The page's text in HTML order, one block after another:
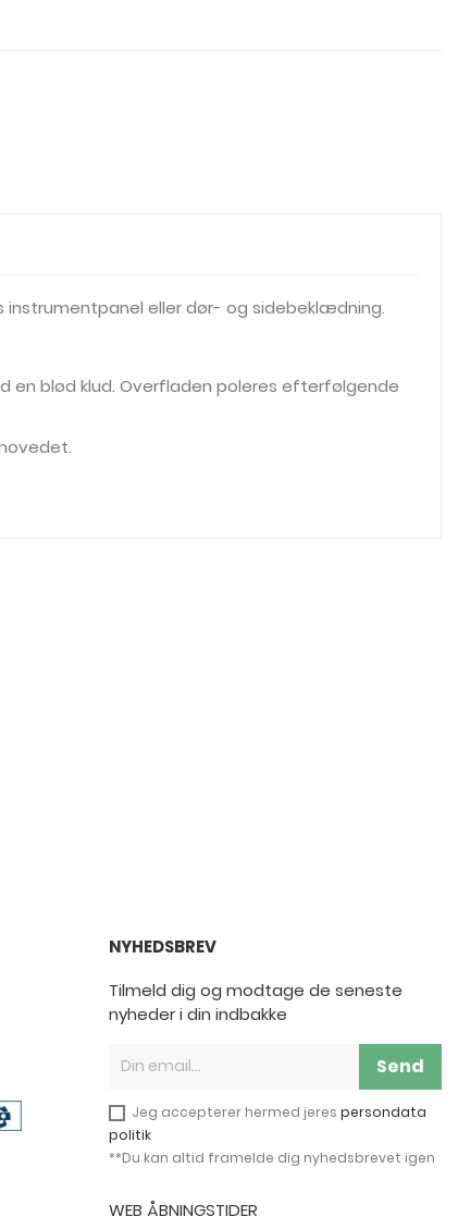
instrumentpanel eller dør- og sidebeklædning.
blød klud. Overfladen poleres efterfølgende
NYHEDSBREV
Tilmeld dig og modtage de seneste
nyheder i din indbakke
Send
Jeg accepterer hermed jeres persondata
politik
**Du kan altid framelde dig nyhedsbrevet igen
WEB ÅBNINGSTIDER